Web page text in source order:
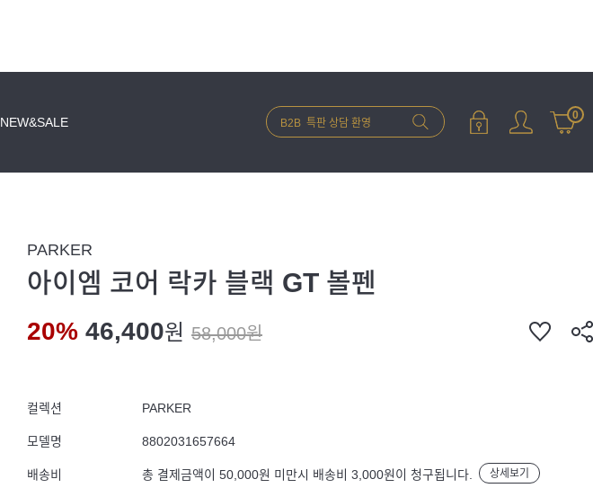
NEW&SALE 0
PARKER
아이엠 코어 락카 블랙 GT 볼펜
20% 46,400원 58,000원
컬렉션 PARKER
모델명 8802031657664
배송비 총 결제금액이 50,000원 미만시 배송비 3,000원이 청구됩니다. 상세보기